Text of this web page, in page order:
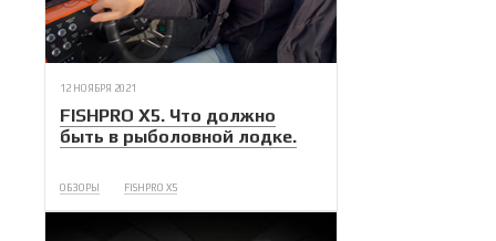
12 НОЯБРЯ 2021
FISHPRO X5. Что должно
быть в рыболовной лодке.
ОБЗОРЫ FISHPRO X5